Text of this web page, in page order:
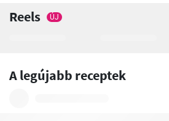
Reels ÚJ
A legújabb receptek